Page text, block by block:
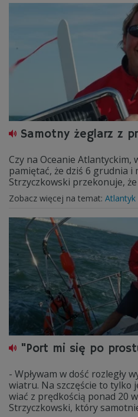
Samotny żeglarz z
Czy na Oceanie
pamiętać, że dziś 6 grudnia i
Strzyczkowski przekonuje, że
Zobacz więcej na temat: Atlantyk
"Port mi się po
- Wpływam w dość rozległy
wiatru. Na szczęście to tylko
wiać z prędkością ponad 20
Strzyczkowski, który